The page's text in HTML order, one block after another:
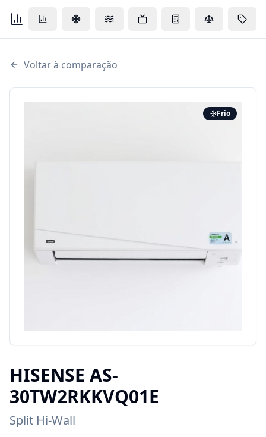
Voltar à comparação
Frio
HISENSE AS-
30TW2RKKVQ01E
Split Hi-Wall